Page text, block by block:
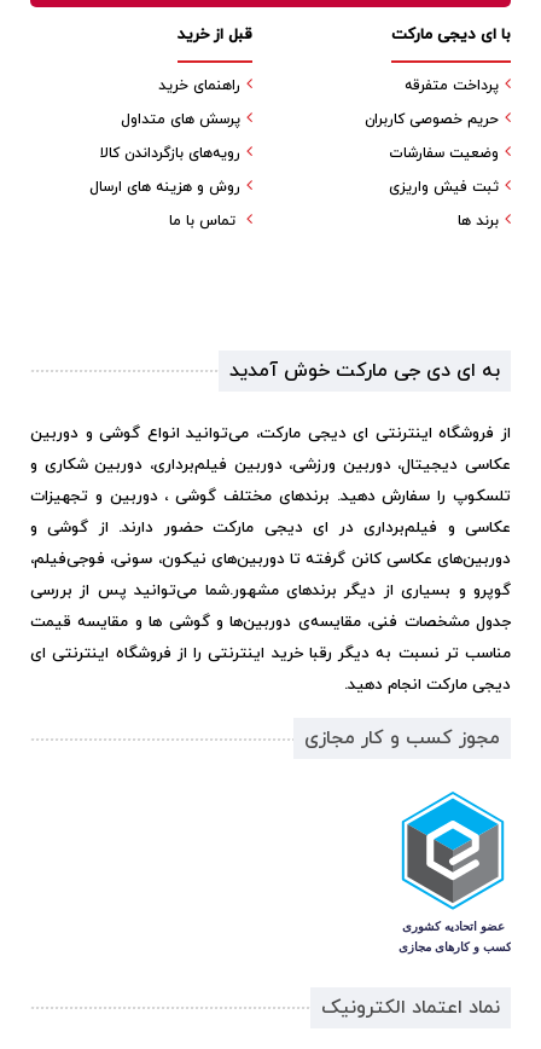
قبل از خرید
راهنمای خرید
پرسش های متداول
رویه‌های بازگرداندن کالا
روش و هزینه های ارسال
تماس با ما
با ای دیجی مارکت
پرداخت متفرقه
حریم خصوصی کاربران
وضعیت سفارشات
ثبت فیش واریزی
برند ها
به ای دی جی مارکت خوش آمدید
از فروشگاه اینترنتی ای دیجی مارکت، می‌توانید انواع گوشی و دوربین
عکاسی دیجیتال، دوربین ورزشی، دوربین فیلم‌برداری، دوربین شکاری و
تلسکوپ را سفارش دهید. برندهای مختلف گوشی ، دوربین و تجهیزات
عکاسی و فیلم‌برداری در ای دیجی مارکت حضور دارند. از گوشی و
دوربین‌های عکاسی کانن گرفته تا دوربین‌های نیکون، سونی، فوجی‌فیلم،
گوپرو و بسیاری از دیگر برندهای مشهور.شما می‌توانید پس از بررسی
جدول مشخصات فنی، مقایسه‌ی دوربین‌ها و گوشی ها و مقایسه قیمت
مناسب تر نسبت به دیگر رقبا خرید اینترنتی را از فروشگاه اینترنتی ای
دیجی مارکت انجام دهید.
مجوز کسب و کار مجازی
نماد اعتماد الکترونیک